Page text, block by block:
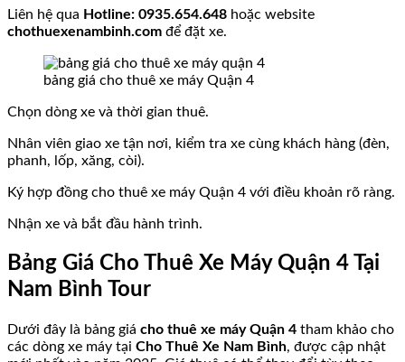
Liên hệ qua Hotline: 0935.654.648 hoặc website
chothuexenambinh.com để đặt xe.
bảng giá cho thuê xe máy Quận 4
Chọn dòng xe và thời gian thuê.
Nhân viên giao xe tận nơi, kiểm tra xe cùng khách hàng (đèn,
phanh, lốp, xăng, còi).
Ký hợp đồng cho thuê xe máy Quận 4 với điều khoản rõ ràng.
Nhận xe và bắt đầu hành trình.
Bảng Giá Cho Thuê Xe Máy Quận 4 Tại
Nam Bình Tour
Dưới đây là bảng giá cho thuê xe máy Quận 4 tham khảo cho
các dòng xe máy tại Cho Thuê Xe Nam Bình, được cập nhật